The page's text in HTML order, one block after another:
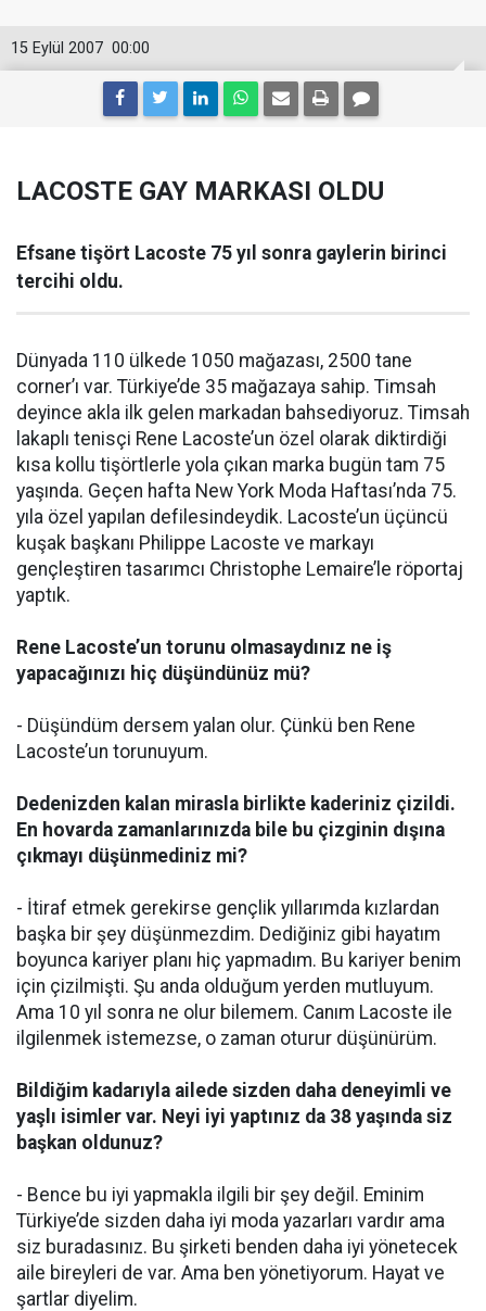
00:00
15 Eylül 2007
LACOSTE GAY MARKASI OLDU
Efsane tişört Lacoste 75 yıl sonra gaylerin birinci
tercihi oldu.
Dünyada 110 ülkede 1050 mağazası, 2500 tane
corner’ı var. Türkiye’de 35 mağazaya sahip. Timsah
deyince akla ilk gelen markadan bahsediyoruz. Timsah
lakaplı tenisçi Rene Lacoste’un özel olarak diktirdiği
kısa kollu tişörtlerle yola çıkan marka bugün tam 75
yaşında. Geçen hafta New York Moda Haftası’nda 75.
yıla özel yapılan defilesindeydik. Lacoste’un üçüncü
kuşak başkanı Philippe Lacoste ve markayı
gençleştiren tasarımcı Christophe Lemaire’le röportaj
yaptık.
Rene Lacoste’un torunu olmasaydınız ne iş
yapacağınızı hiç düşündünüz mü?
- Düşündüm dersem yalan olur. Çünkü ben Rene
Lacoste’un torunuyum.
Dedenizden kalan mirasla birlikte kaderiniz çizildi.
En hovarda zamanlarınızda bile bu çizginin dışına
çıkmayı düşünmediniz mi?
- İtiraf etmek gerekirse gençlik yıllarımda kızlardan
başka bir şey düşünmezdim. Dediğiniz gibi hayatım
boyunca kariyer planı hiç yapmadım. Bu kariyer benim
için çizilmişti. Şu anda olduğum yerden mutluyum.
Ama 10 yıl sonra ne olur bilemem. Canım Lacoste ile
ilgilenmek istemezse, o zaman oturur düşünürüm.
Bildiğim kadarıyla ailede sizden daha deneyimli ve
yaşlı isimler var. Neyi iyi yaptınız da 38 yaşında siz
başkan oldunuz?
- Bence bu iyi yapmakla ilgili bir şey değil. Eminim
Türkiye’de sizden daha iyi moda yazarları vardır ama
siz buradasınız. Bu şirketi benden daha iyi yönetecek
aile bireyleri de var. Ama ben yönetiyorum. Hayat ve
şartlar diyelim.